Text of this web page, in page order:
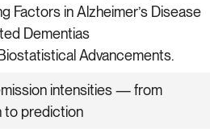
Factors in Alzheimer’s Disease
Dementias
Advancements.
intensities — from
to prediction